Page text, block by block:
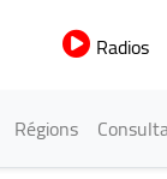
Radios
Régions